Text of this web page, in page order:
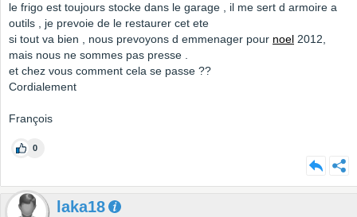
le frigo est toujours stocke dans le garage , il me sert d armoire a
outils , je prevoie de le restaurer cet ete
si tout va bien , nous prevoyons d emmenager pour noel 2012,
mais nous ne sommes pas presse .
et chez vous comment cela se passe ??
Cordialement
François
0
laka18